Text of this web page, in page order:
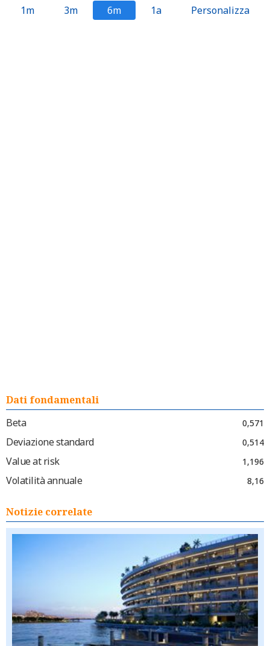
1m 3m 6m 1a Personalizza
Dati fondamentali
Beta
0,571
Deviazione standard 0,514
Value at risk 1,196
Volatilità annuale 8,16
Notizie correlate